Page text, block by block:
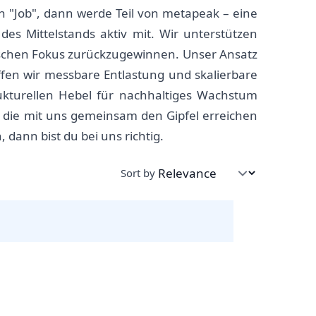
dann werde Teil von metapeak – eine
Mittelstands aktiv mit. Wir unterstützen
Fokus zurückzugewinnen. Unser Ansatz
wir messbare Entlastung und skalierbare
Hebel für nachhaltiges Wachstum
mit uns gemeinsam den Gipfel erreichen
dann bist du bei uns richtig.
Sort by